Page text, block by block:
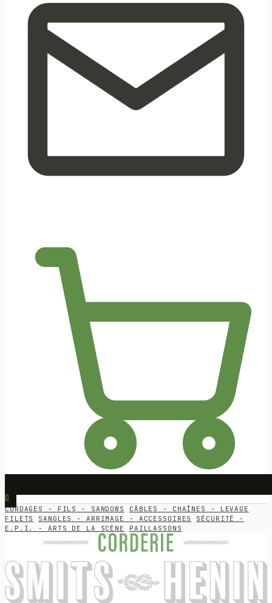
0
CORDAGES - FILS - SANDOWS
CÂBLES - CHAÎNES - LEVAGE
FILETS
SANGLES - ARRIMAGE - ACCESSOIRES
SÉCURITÉ -
E.P.I. - ARTS DE LA SCÈNE
PAILLASSONS